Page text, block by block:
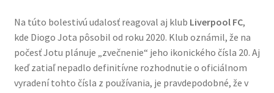
Na túto bolestivú udalosť reagoval aj klub Liverpool FC,
kde Diogo Jota pôsobil od roku 2020. Klub oznámil, že na
počesť Jotu plánuje „zvečnenie“ jeho ikonického čísla 20. Aj
keď zatiaľ nepadlo definitívne rozhodnutie o oficiálnom
vyradení tohto čísla z používania, je pravdepodobné, že v